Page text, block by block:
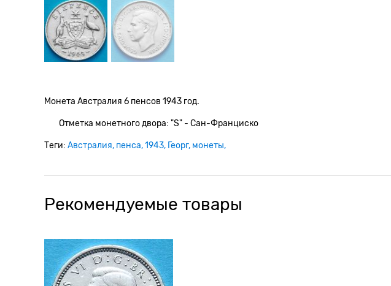
Монета Австралия 6 пенсов 1943 год.
Отметка монетного двора: "S" - Сан-Франциско
Теги: Австралия пенса 1943 Георг монеты
Рекомендуемые товары